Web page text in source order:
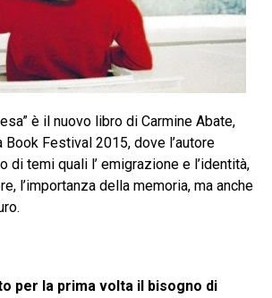
è il nuovo libro di Carmine Abate,
Festival 2015, dove l’autore
di temi quali l’ emigrazione e l’identità,
l’importanza della memoria, ma anche
per la prima volta il bisogno di